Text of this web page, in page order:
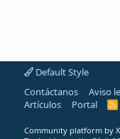
Default Style
Contáctanos
Aviso
Artículos
Portal
R
Community platform by